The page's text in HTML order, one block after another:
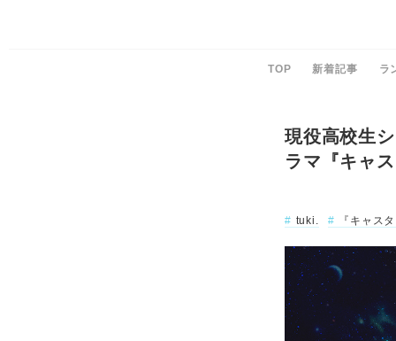
TOP 新着記事 ラ
現役高校生
ラマ『キャ
tuki. 『キャス